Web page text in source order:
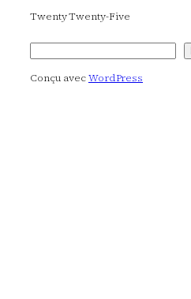
Twenty Twenty-Five
Rechercher
Conçu avecWordPress